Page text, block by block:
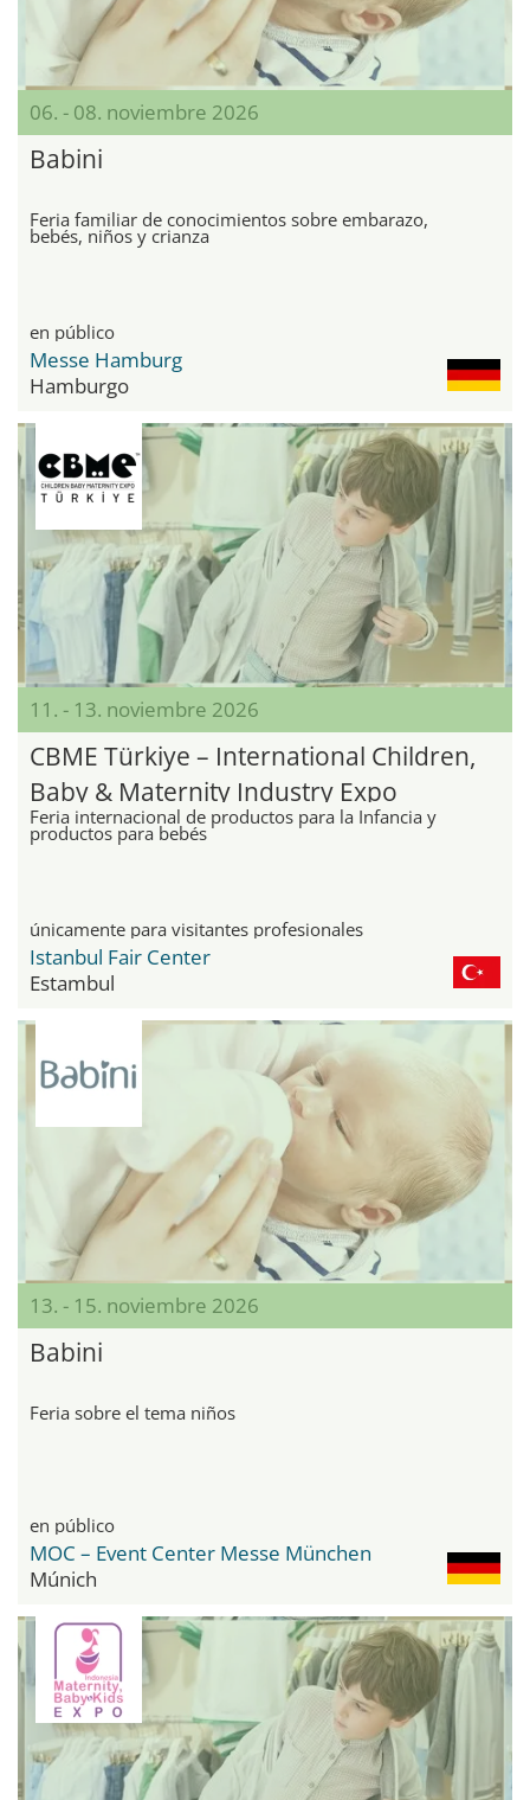
06. - 08. noviembre 2026
Babini
Feria familiar de conocimientos sobre embarazo,
bebés, niños y crianza
en público
Messe Hamburg
Hamburgo
11. - 13. noviembre 2026
CBME Türkiye – International Children,
Baby & Maternity Industry Expo
Feria internacional de productos para la Infancia y
productos para bebés
únicamente para visitantes profesionales
Istanbul Fair Center
Estambul
13. - 15. noviembre 2026
Babini
Feria sobre el tema niños
en público
MOC – Event Center Messe München
Múnich